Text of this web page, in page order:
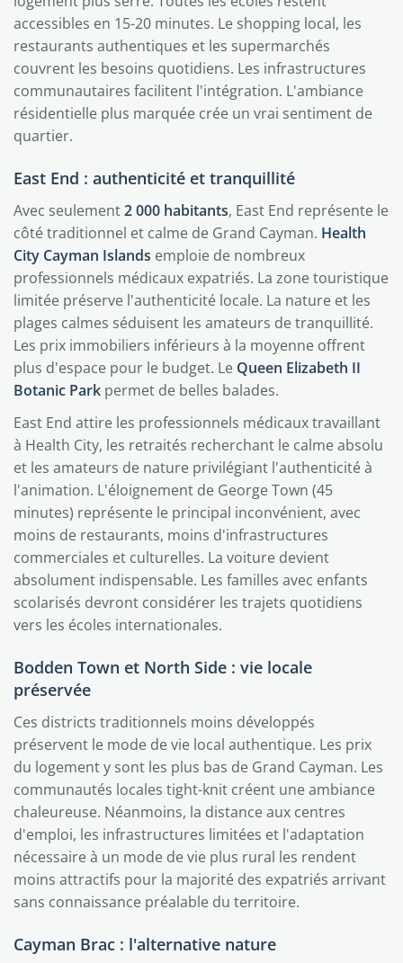
accessibles en 15-20 minutes. Le shopping local, les
restaurants authentiques et les supermarchés
couvrent les besoins quotidiens. Les infrastructures
communautaires facilitent l'intégration. L'ambiance
résidentielle plus marquée crée un vrai sentiment de
quartier.
East End : authenticité et tranquillité
Avec seulement2 000 habitants, East End représente le
côté traditionnel et calme de Grand Cayman. Health
City Cayman Islands emploie de nombreux
professionnels médicaux expatriés. La zone touristique
limitée préserve l'authenticité locale. La nature et les
plages calmes séduisent les amateurs de tranquillité.
Les prix immobiliers inférieurs à la moyenne offrent
plus d'espace pour le budget. Le Queen Elizabeth II
Botanic Park permet de belles balades.
East End attire les professionnels médicaux travaillant
à Health City, les retraités recherchant le calme absolu
et les amateurs de nature privilégiant l'authenticité à
l'animation. L'éloignement de George Town (45
minutes) représente le principal inconvénient, avec
moins de restaurants, moins d'infrastructures
commerciales et culturelles. La voiture devient
absolument indispensable. Les familles avec enfants
scolarisés devront considérer les trajets quotidiens
vers les écoles internationales.
Bodden Town et North Side : vie locale
préservée
Ces districts traditionnels moins développés
préservent le mode de vie local authentique. Les prix
du logement y sont les plus bas de Grand Cayman. Les
communautés locales tight-knit créent une ambiance
chaleureuse. Néanmoins, la distance aux centres
d'emploi, les infrastructures limitées et l'adaptation
nécessaire à un mode de vie plus rural les rendent
moins attractifs pour la majorité des expatriés arrivant
sans connaissance préalable du territoire.
Cayman Brac : l'alternative nature